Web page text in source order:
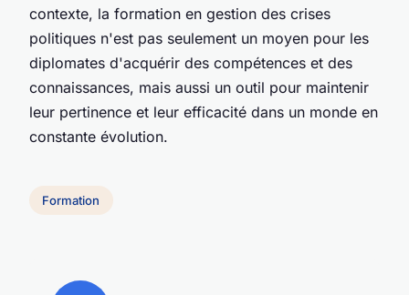
contexte, la formation en gestion des crises
politiques n'est pas seulement un moyen pour les
diplomates d'acquérir des compétences et des
connaissances, mais aussi un outil pour maintenir
leur pertinence et leur efficacité dans un monde en
constante évolution.
Formation